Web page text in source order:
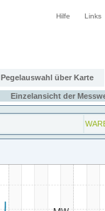
Hilfe Links
Pegelauswahl über Karte
Einzelansicht der